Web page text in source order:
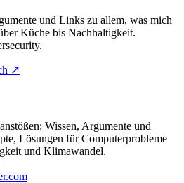
und Links zu allem, was mich
Küche bis Nachhaltigkeit.
↗
Wissen, Argumente und
Lösungen für Computerprobleme
und Klimawandel.